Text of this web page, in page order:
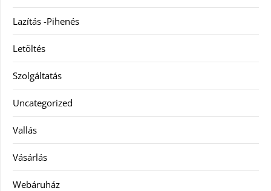
Lazítás -Pihenés
Letöltés
Szolgáltatás
Uncategorized
Vallás
Vásárlás
Webáruház